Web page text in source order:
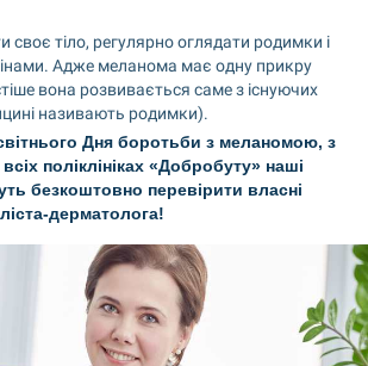
своє тіло, регулярно оглядати родимки і
Адже меланома має одну прикру
вона розвивається саме з існуючих
називають родимки).
Дня боротьби з меланомою, з
поліклініках «Добробуту» наші
безкоштовно перевірити власні
дерматолога!